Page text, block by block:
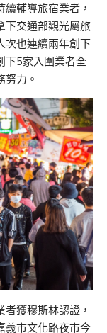
輔導旅宿業者，
下交通部觀光屬旅
次也連續兩年創下
下5家入圍業者全
力。
獲穆斯林認證，
義市文化路夜市今